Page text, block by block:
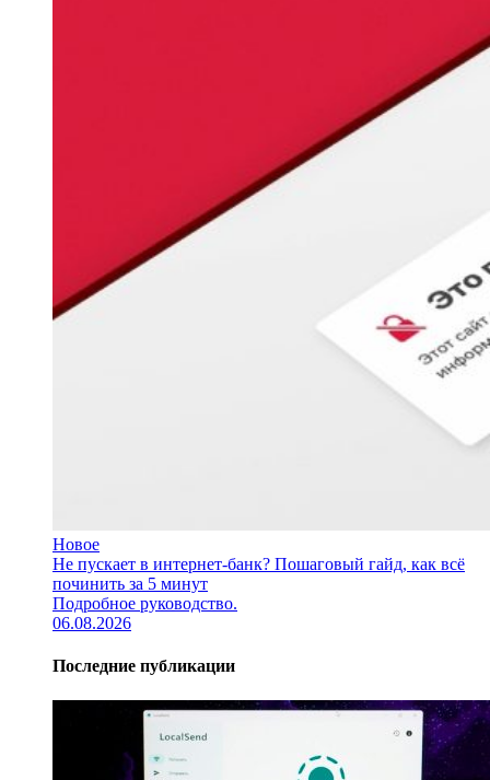
Новое
Не пускает в интернет-банк? Пошаговый гайд, как всё
починить за 5 минут
Подробное руководство.
06.08.2026
Последние публикации